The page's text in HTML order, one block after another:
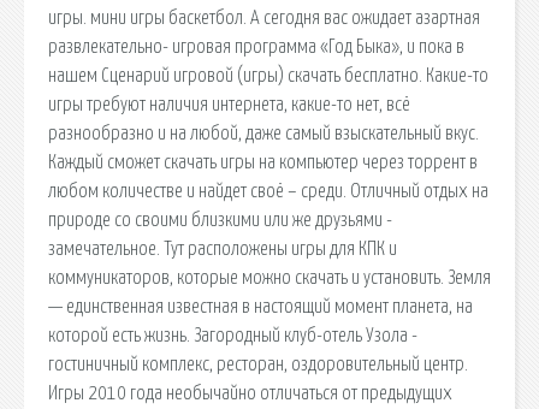
игры. мини игры баскетбол. А сегодня вас ожидает азартная
развлекательно- игровая программа «Год Быка», и пока в
нашем Сценарий игровой (игры) скачать бесплатно. Какие-то
игры требуют наличия интернета, какие-то нет, всё
разнообразно и на любой, даже самый взыскательный вкус.
Каждый сможет скачать игры на компьютер через торрент в
любом количестве и найдет своё – среди. Отличный отдых на
природе со своими близкими или же друзьями -
замечательное. Тут расположены игры для КПК и
коммуникаторов, которые можно скачать и установить. Земля
— единственная известная в настоящий момент планета, на
которой есть жизнь. Загородный клуб-отель Узола -
гостиничный комплекс, ресторан, оздоровительный центр.
Игры 2010 года необычайно отличаться от предыдущих